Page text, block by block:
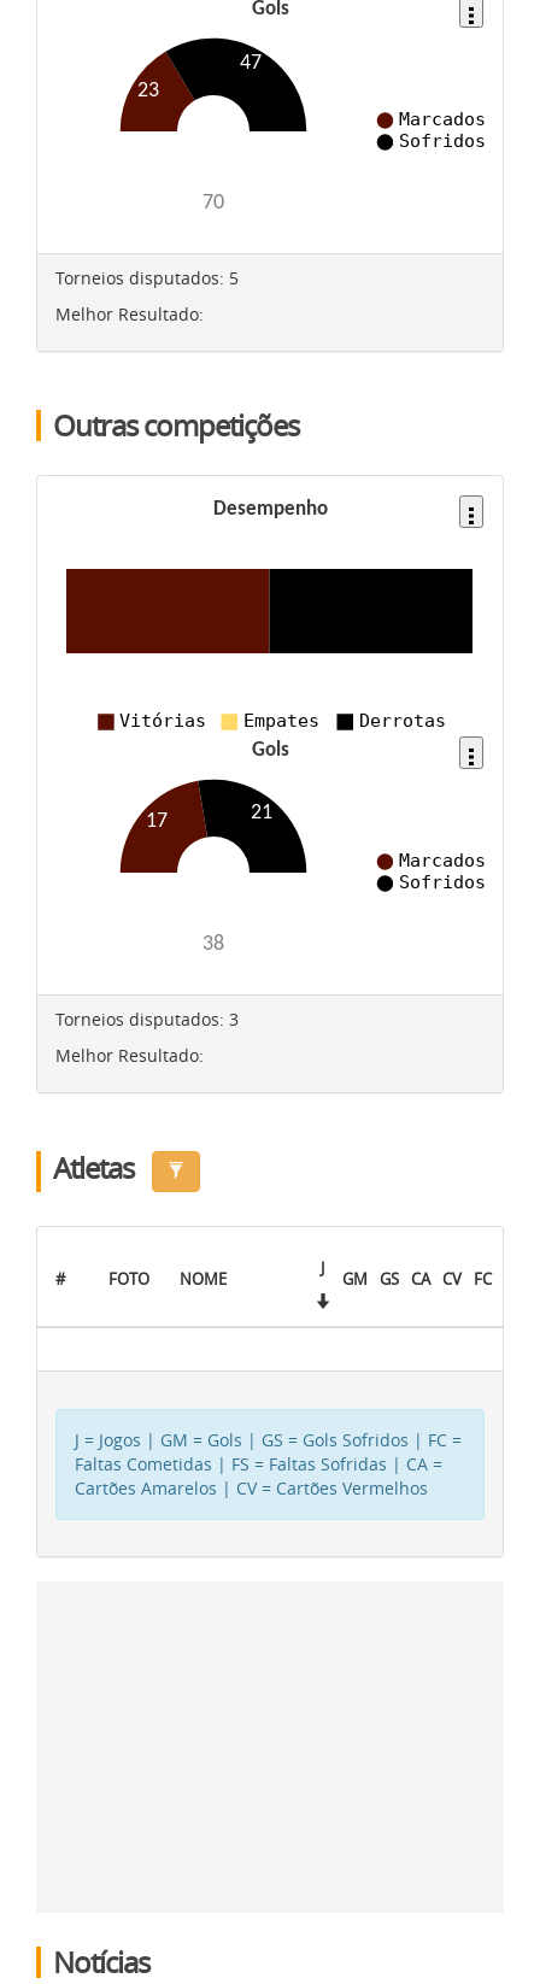
Torneios disputados: 5
Melhor Resultado:
Outras competições
Torneios disputados: 3
Melhor Resultado:
Atletas
# FOTO NOME J GM GS CA CV FC
J = Jogos | GM = Gols | GS = Gols Sofridos | FC =
Faltas Cometidas | FS = Faltas Sofridas | CA =
Cartões Amarelos | CV = Cartões Vermelhos
Notícias